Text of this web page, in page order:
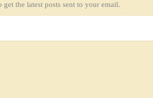
get the latest posts sent to your email.